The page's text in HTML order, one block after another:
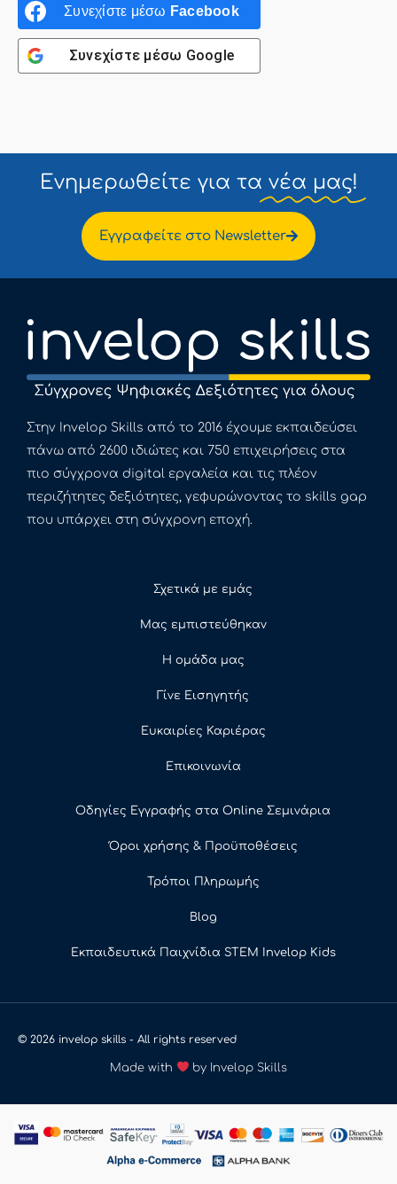
Συνεχίστε μέσω Facebook
Συνεχίστε μέσω Google
Ενημερωθείτε για τα νέα μας!
Εγγραφείτε στο Newsletter
Στην Invelop Skills από το 2016 έχουμε εκπαιδεύσει
πάνω από 2600 ιδιώτες και 750 επιχειρήσεις στα
πιο σύγχρονα digital εργαλεία και τις πλέον
περιζήτητες δεξιότητες, γεφυρώνοντας το skills gap
που υπάρχει στη σύγχρονη εποχή.
Σχετικά με εμάς
Μας εμπιστεύθηκαν
Η ομάδα μας
Γίνε Εισηγητής
Ευκαιρίες Καριέρας
Επικοινωνία
Οδηγίες Εγγραφής στα Online Σεμινάρια
Όροι χρήσης & Προϋποθέσεις
Τρόποι Πληρωμής
Blog
Εκπαιδευτικά Παιχνίδια STEM Invelop Kids
© 2026 invelop skills - All rights reserved
Made with by Invelop Skills